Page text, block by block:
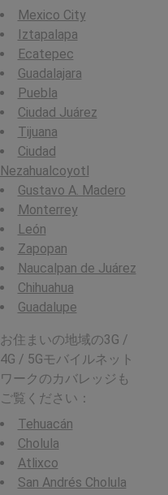
Mexico City
Iztapalapa
Ecatepec
Guadalajara
Puebla
Ciudad Juárez
Tijuana
Ciudad
Nezahualcoyotl
Gustavo A. Madero
Monterrey
León
Zapopan
Naucalpan de Juárez
Chihuahua
Guadalupe
お住まいの地域の3G /
4G / 5Gモバイルネット
ワークのカバレッジも
ご覧ください：
Tehuacán
Cholula
Atlixco
San Andrés Cholula